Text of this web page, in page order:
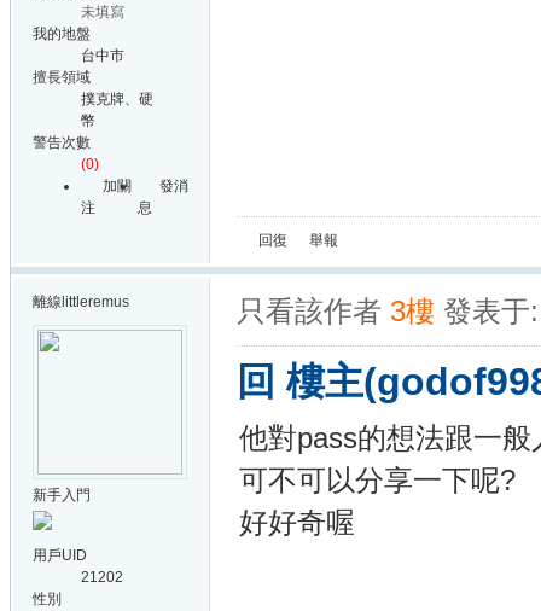
未填寫
我的地盤
台中市
擅長領域
撲克牌、硬
幣
警告次數
(0)
加關
注
發消
息
回復 舉報
離線 littleremus
新手入門
用戶UID
21202
性別
只看該作者 3樓 發表于
回 樓主
他對pass的想法跟一
可不可以分享一下呢?
好好奇喔